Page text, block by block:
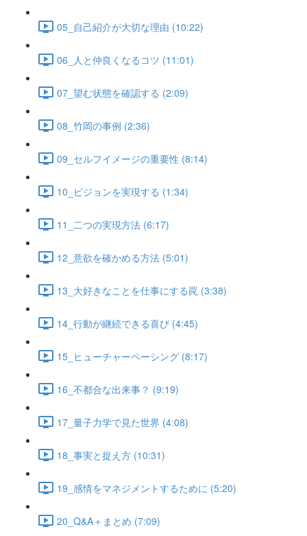
05_自己紹介が大切な理由 (10:22)
06_人と仲良くなるコツ (11:01)
07_望む状態を確認する (2:09)
08_竹岡の事例 (2:36)
09_セルフイメージの重要性 (8:14)
10_ビジョンを実現する (1:34)
11_二つの実現方法 (6:17)
12_意欲を確かめる方法 (5:01)
13_大好きなことを仕事にする罠 (3:38)
14_行動が継続できる喜び (4:45)
15_ヒューチャーペーシング (8:17)
16_不都合な出来事？ (9:19)
17_量子力学で見た世界 (4:08)
18_事実と捉え方 (10:31)
19_感情をマネジメントするために (5:20)
20_Q&A＋まとめ (7:09)